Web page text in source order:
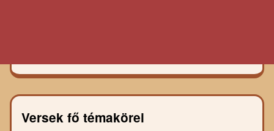
Versek fő témakörei